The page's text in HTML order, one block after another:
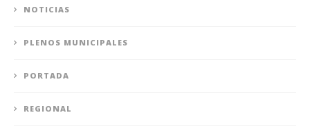
NOTICIAS
PLENOS MUNICIPALES
PORTADA
REGIONAL